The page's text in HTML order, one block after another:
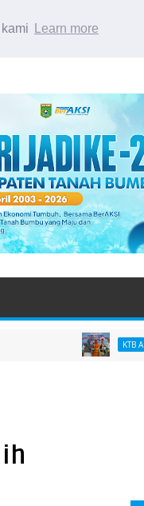
Learn more
KTB AGT 26